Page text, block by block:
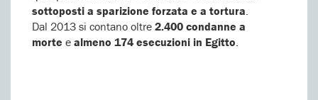
sottoposti a sparizione forzata e a tortura.
Dal 2013 si contano oltre 2.400 condanne a
morte e almeno 174 esecuzioni in Egitto.